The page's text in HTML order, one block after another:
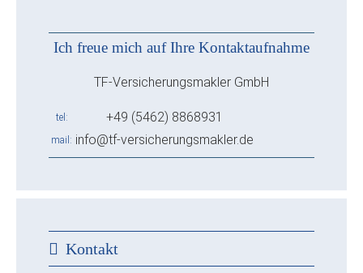
Ich freue mich auf Ihre Kontaktaufnahme
TF-Versicherungsmakler GmbH
tel +49 (5462) 8868931
mail info@tf-versicherungsmakler.de
Kontakt